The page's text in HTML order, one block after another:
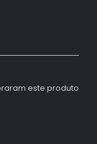
este produto